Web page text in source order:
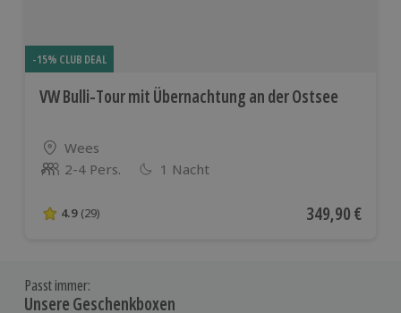
-15% CLUB DEAL
VW Bulli-Tour mit Übernachtung an der Ostsee
Standort
Wees
Anzahl der Teilnehmer
2-4 Pers. 1 Nacht
4.9 von 5 Sternen basierend auf 29 Bewertungen
4.9 (29) Aktueller Preis
349,90 €
Passt immer:
Unsere Geschenkboxen